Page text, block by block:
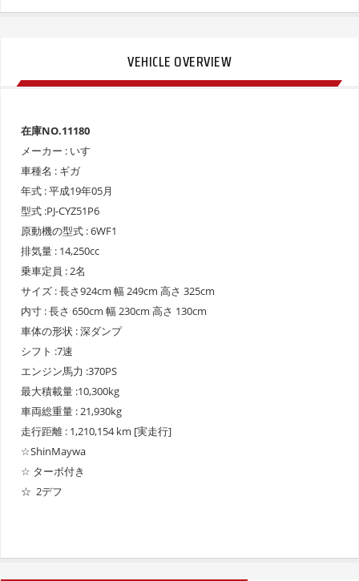
VEHICLE OVERVIEW
在庫NO.11180
メーカー : いすゞ
車種名 : ギガ
年式 : 平成19年05月
型式 :PJ-CYZ51P6
原動機の型式 : 6WF1
排気量 : 14,250cc
乗車定員 : 2名
サイズ : 長さ924cm 幅 249cm 高さ 325cm
内寸 : 長さ 650cm 幅 230cm 高さ 130cm
車体の形状 : 深ダンプ
シフト :7速
エンジン馬力 :370PS
最大積載量 :10,300kg
車両総重量 : 21,930kg
走行距離 : 1,210,154 km [実走行]
☆ShinMaywa
☆ ターボ付き
☆ 2デフ